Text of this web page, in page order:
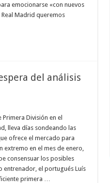
emocionarse «con nuevos
Madrid queremos
del análisis
Primera División en el
lleva días sondeando las
ofrece el mercado para
extremo en el mes de enero,
consensuar los posibles
entrenador, el portugués Luís
primera …